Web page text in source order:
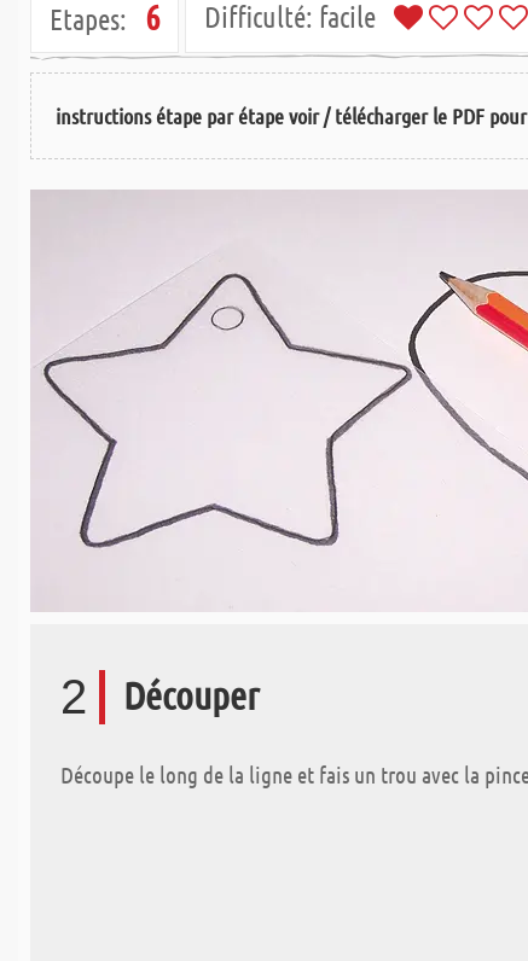
Etapes: 6 Difficulté: facile
instructions étape par étape voir / télécharger le PDF
2 Découper
Découpe le long de la ligne et fais un trou avec la